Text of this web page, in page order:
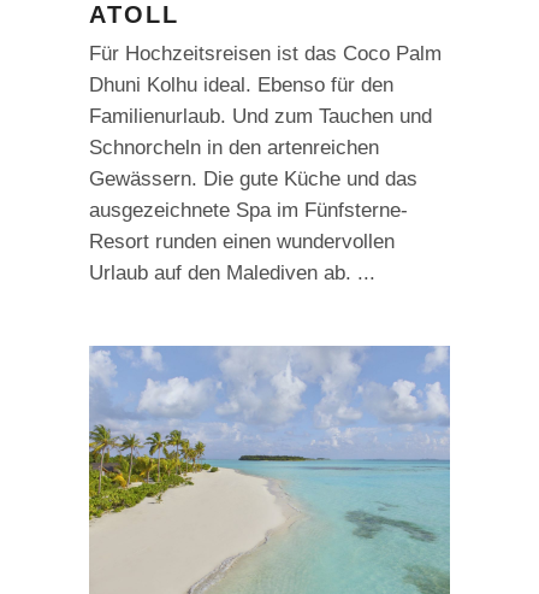
ATOLL
Für Hochzeitsreisen ist das Coco Palm
Dhuni Kolhu ideal. Ebenso für den
Familienurlaub. Und zum Tauchen und
Schnorcheln in den artenreichen
Gewässern. Die gute Küche und das
ausgezeichnete Spa im Fünfsterne-
Resort runden einen wundervollen
Urlaub auf den Malediven ab.